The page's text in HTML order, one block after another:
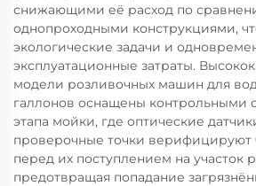
снижающими её расход по
однопроходными конструкциями,
экологические задачи и
эксплуатационные затраты.
модели розливочных машин для
галлонов оснащены контрольными
этапа мойки, где оптические
проверочные точки верифицируют
перед их поступлением на участок
предотвращая попадание